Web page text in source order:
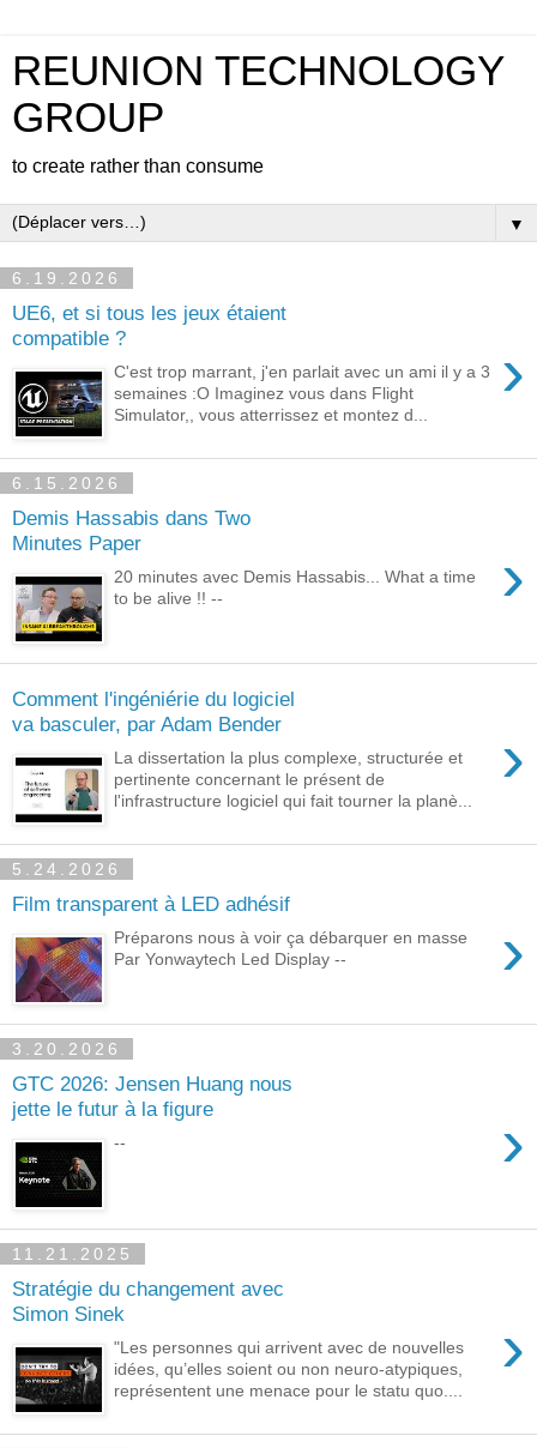
REUNION TECHNOLOGY
GROUP
to create rather than consume
▼
6.19.2026
UE6, et si tous les jeux étaient
compatible ?
›
C'est trop marrant, j'en parlait avec un ami il y a 3
semaines :O Imaginez vous dans Flight
Simulator,, vous atterrissez et montez d...
6.15.2026
Demis Hassabis dans Two
Minutes Paper
›
20 minutes avec Demis Hassabis... What a time
to be alive !! --
Comment l'ingéniérie du logiciel
va basculer, par Adam Bender
›
La dissertation la plus complexe, structurée et
pertinente concernant le présent de
l'infrastructure logiciel qui fait tourner la planè...
5.24.2026
Film transparent à LED adhésif
›
Préparons nous à voir ça débarquer en masse
Par Yonwaytech Led Display --
3.20.2026
GTC 2026: Jensen Huang nous
jette le futur à la figure
›
--
11.21.2025
Stratégie du changement avec
Simon Sinek
›
"Les personnes qui arrivent avec de nouvelles
idées, qu’elles soient ou non neuro-atypiques,
représentent une menace pour le statu quo....